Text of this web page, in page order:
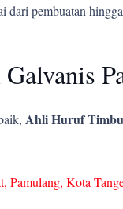
pembuatan
Ahli Huruf
Pamulang, Kota